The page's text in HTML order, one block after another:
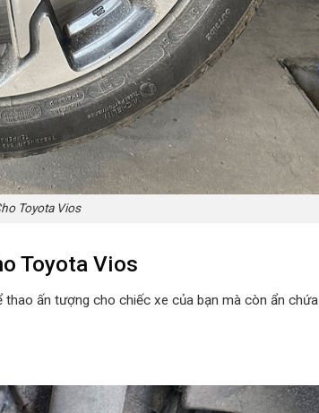
Toyota Vios
Toyota Vios
ấn tượng cho chiếc xe của bạn mà còn ẩn chứa